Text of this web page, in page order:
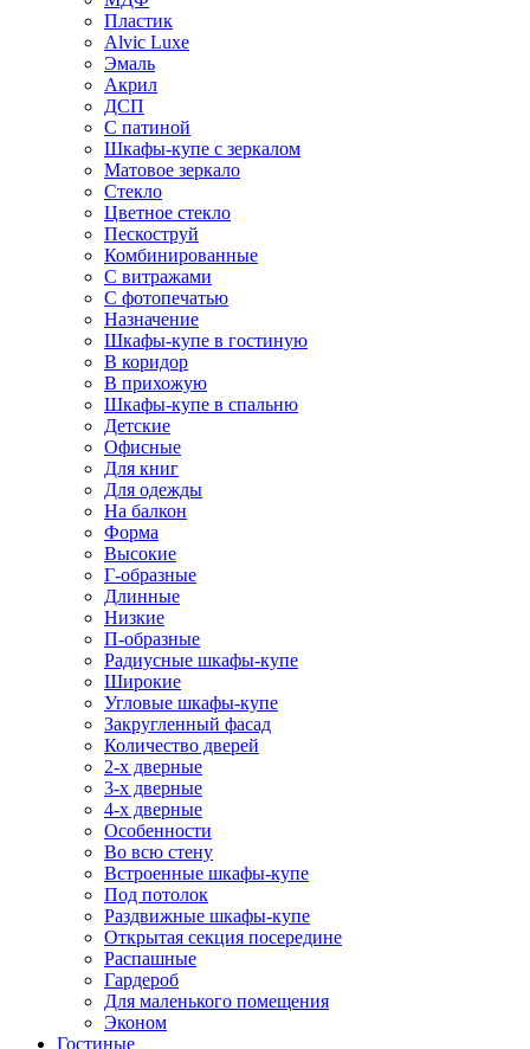
Пластик
Alvic Luxe
Эмаль
Акрил
ДСП
С патиной
Шкафы-купе с зеркалом
Матовое зеркало
Стекло
Цветное стекло
Пескоструй
Комбинированные
С витражами
С фотопечатью
Назначение
Шкафы-купе в гостиную
В коридор
В прихожую
Шкафы-купе в спальню
Детские
Офисные
Для книг
Для одежды
На балкон
Форма
Высокие
Г-образные
Длинные
Низкие
П-образные
Радиусные шкафы-купе
Широкие
Угловые шкафы-купе
Закругленный фасад
Количество дверей
2-х дверные
3-х дверные
4-х дверные
Особенности
Во всю стену
Встроенные шкафы-купе
Под потолок
Раздвижные шкафы-купе
Открытая секция посередине
Распашные
Гардероб
Для маленького помещения
Эконом
Гостиные